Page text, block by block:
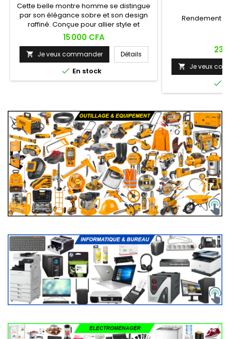
Cette belle montre homme se distingue
par son élégance sobre et son design
raffiné. Conçue pour allier style et
fonctionnalité.
Prix
15 000 CFA
 Je veux commander Détails
 En stock
Rendement :
Prix
23
 Je veux
